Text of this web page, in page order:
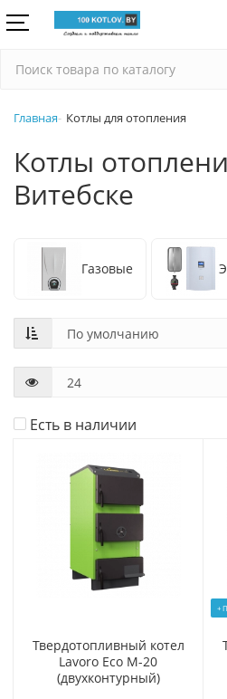
Главная Котлы для отопления
Котлы
Витебске
Газовые
Есть в наличии
Твердотопливный котел
Lavoro Eco M-20
(двухконтурный)